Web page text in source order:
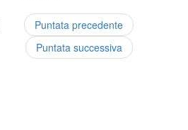
Puntata precedente
Puntata successiva